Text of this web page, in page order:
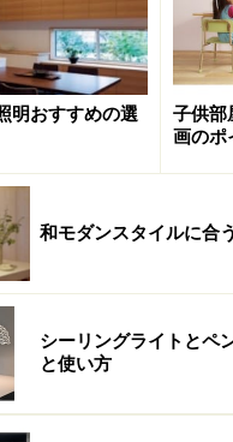
。
執筆時点のものです。最新
1/2
明おすすめの選
子供部
画のポ
和モダンスタイルに合
シーリングライトとペ
と使い方